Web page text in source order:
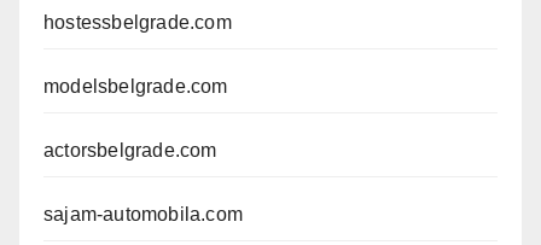
hostessbelgrade.com
modelsbelgrade.com
actorsbelgrade.com
sajam-automobila.com